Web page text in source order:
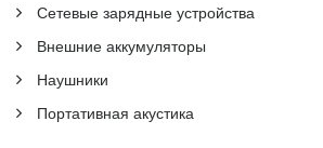
Сетевые зарядные устройства
Внешние аккумуляторы
Наушники
Портативная акустика